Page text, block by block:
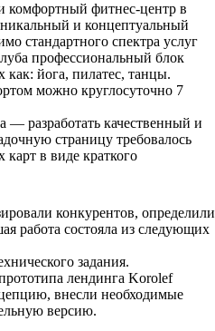
комфортный фитнес-центр в
и концептуальный
стандартного спектра услуг
профессиональный блок
как: йога, пилатес, танцы.
можно круглосуточно 7
— разработать качественный и
страницу требовалось
карт в виде краткого
конкурентов, определили
работа состояла из следующих
задания.
лендинга Korolef
внесли необходимые
версию.